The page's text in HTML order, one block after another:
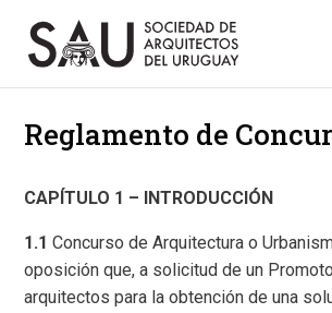
Reglamento de
CAPÍTULO 1 – INTRODUCCIÓN
1.1 Concurso de Arquitectura o
oposición que, a solicitud de un
arquitectos para la obtención de una